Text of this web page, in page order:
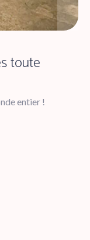
toute
entier !